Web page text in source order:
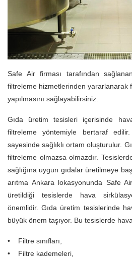
Safe Air firması tarafından
filtreleme hizmetlerinden yararlanarak
yapılmasını sağlayabilirsiniz.
Gıda üretim tesisleri içerisinde
filtreleme yöntemiyle bertaraf
sayesinde sağlıklı ortam oluşturulur.
filtreleme olmazsa olmazdır.
sağlığına uygun gıdalar üretilmeye
arıtma Ankara lokasyonunda Safe
üretildiği tesislerde hava
önemlidir. Gıda üretim tesislerinde
büyük önem taşıyor. Bu tesislerde
• Filtre sınıfları,
• Filtre kademeleri,